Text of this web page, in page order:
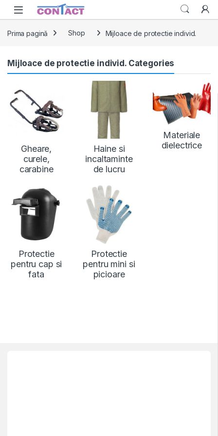
Skip to navigation
Skip to content
Prima pagină Shop Mijloace de protectie individ.
Mijloace de protectie individ. Categories
Gheare,
curele,
carabine
Haine si
incaltaminte
de lucru
Materiale
dielectrice
Protectie
pentru cap si
fata
Protectie
pentru mini si
picioare